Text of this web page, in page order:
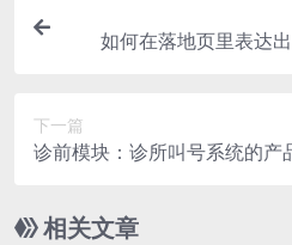
如何在落地页里表达
下一篇
诊前模块：诊所叫号系统的产
相关文章